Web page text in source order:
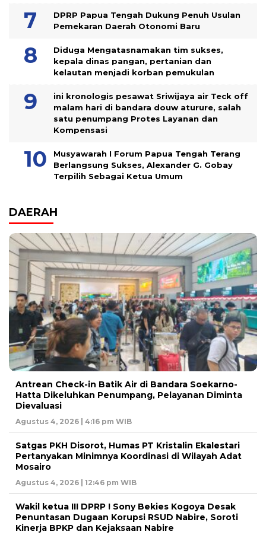
DPRP Papua Tengah Dukung Penuh Usulan
Pemekaran Daerah Otonomi Baru
Diduga Mengatasnamakan tim sukses,
kepala dinas pangan, pertanian dan
kelautan menjadi korban pemukulan
ini kronologis pesawat Sriwijaya air Teck off
malam hari di bandara douw aturure, salah
satu penumpang Protes Layanan dan
Kompensasi
Musyawarah I Forum Papua Tengah Terang
Berlangsung Sukses, Alexander G. Gobay
Terpilih Sebagai Ketua Umum
DAERAH
Antrean Check-in Batik Air di Bandara Soekarno-
Hatta Dikeluhkan Penumpang, Pelayanan Diminta
Dievaluasi
Agustus 4, 2026 | 4:16 pm WIB
Satgas PKH Disorot, Humas PT Kristalin Ekalestari
Pertanyakan Minimnya Koordinasi di Wilayah Adat
Mosairo
Agustus 4, 2026 | 12:46 pm WIB
Wakil ketua III DPRP ! Sony Bekies Kogoya Desak
Penuntasan Dugaan Korupsi RSUD Nabire, Soroti
Kinerja BPKP dan Kejaksaan Nabire